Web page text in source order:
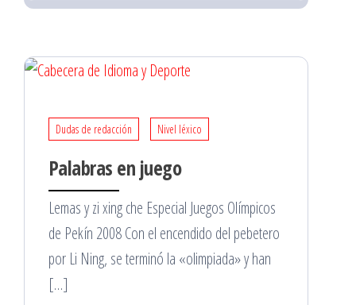
Dudas de redacción Nivel léxico
Palabras en juego
Lemas y zi xing che Especial Juegos Olímpicos
de Pekín 2008 Con el encendido del pebetero
por Li Ning, se terminó la «olimpiada» y han
[…]